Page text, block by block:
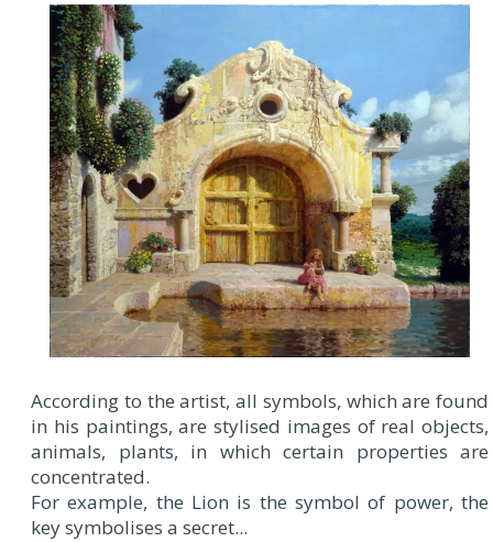
According to the artist, all symbols, which are found
in his paintings, are stylised images of real objects,
animals, plants, in which certain properties are
concentrated.
For example, the Lion is the symbol of power, the
key symbolises a secret...